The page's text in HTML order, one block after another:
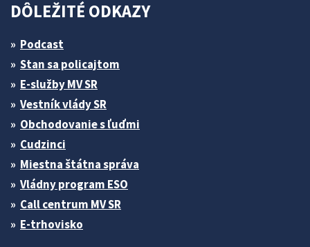
DÔLEŽITÉ ODKAZY
Podcast
Stan sa policajtom
E-služby MV SR
Vestník vlády SR
Obchodovanie s ľuďmi
Cudzinci
Miestna štátna správa
Vládny program ESO
Call centrum MV SR
E-trhovisko